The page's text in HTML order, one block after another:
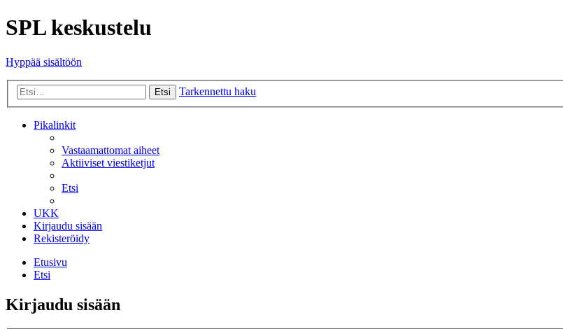
SPL keskustelu
Hyppää sisältöön
Etsi Tarkennettu haku
Pikalinkit
Vastaamattomat aiheet
Aktiiviset viestiketjut
Etsi
UKK
Kirjaudu sisään
Rekisteröidy
Etusivu
Etsi
Kirjaudu sisään